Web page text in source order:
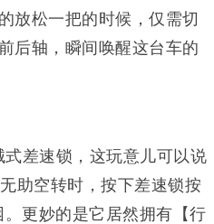
放松一把的时候，仅需切
后轴，瞬间唤醒这台车的
差速锁，这玩意儿可以说
助空转时，按下差速锁按
更妙的是它居然拥有【行